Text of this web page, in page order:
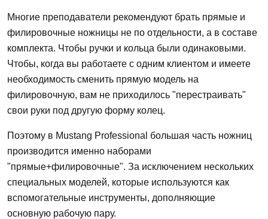
Многие преподаватели рекомендуют брать прямые и
филировочные ножницы не по отдельности, а в составе
комплекта. Чтобы ручки и кольца были одинаковыми.
Чтобы, когда вы работаете с одним клиентом и имеете
необходимость сменить прямую модель на
филировочную, вам не приходилось "перестраивать"
свои руки под другую форму колец.
Поэтому в Mustang Professional большая часть ножниц
производится именно наборами
"прямые+филировочные". За исключением нескольких
специальных моделей, которые используются как
вспомогательные инструменты, дополняющие
основную рабочую пару.